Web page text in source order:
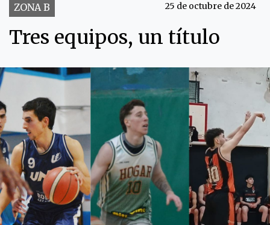
ZONA B 25 de octubre de 2024
Tres equipos, un título